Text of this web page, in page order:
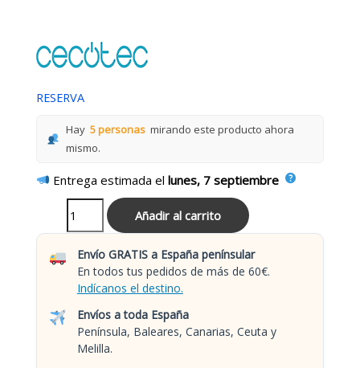
RESERVA
Hay 5 personas mirando este producto ahora
mismo.
Entrega estimada ellunes, 7 septiembre
Añadir al carrito
Envío GRATIS a España penínsular
En todos tus pedidos de más de 60€.
Indícanos el destino.
Envíos a toda España
Península, Baleares, Canarias, Ceuta y
Melilla.